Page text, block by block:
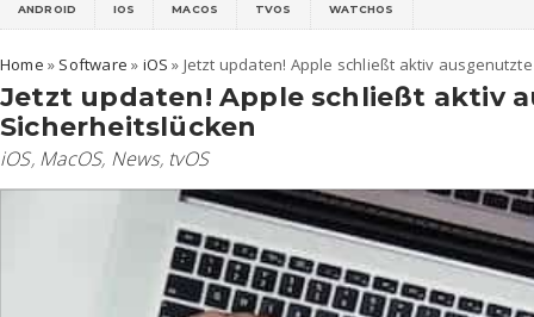
ANDROID IOS MACOS TVOS WATCHOS
Home » Software » iOS » Jetzt updaten! Apple schließt aktiv
Jetzt updaten! Apple schließt aktiv
Sicherheitslücken
iOS, MacOS, News, tvOS